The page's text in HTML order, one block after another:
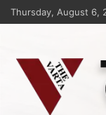
Thursday, August 6,